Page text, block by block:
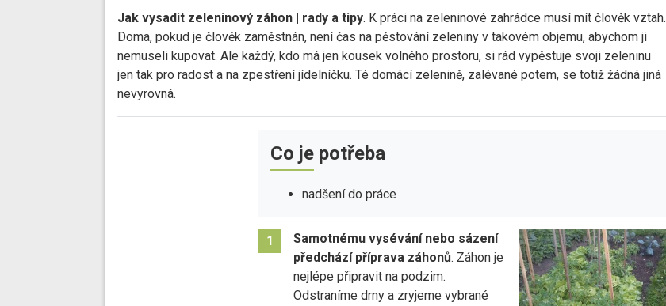
Jak vysadit zeleninový záhon | rady a tipy. K práci na zeleninové zahrádce musí mít člověk vztah.
Doma, pokud je člověk zaměstnán, není čas na pěstování zeleniny v takovém objemu, abychom ji
nemuseli kupovat. Ale každý, kdo má jen kousek volného prostoru, si rád vypěstuje svoji zeleninu
jen tak pro radost a na zpestření jídelníčku. Té domácí zelenině, zalévané potem, se totiž žádná jiná
nevyrovná.
Co je potřeba
nadšení do práce
1
Samotnému vysévání nebo sázení
předchází příprava záhonů. Záhon je
nejlépe připravit na podzim.
Odstraníme drny a zryjeme vybrané